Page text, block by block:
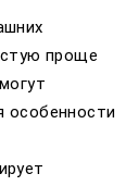
проще
особенности